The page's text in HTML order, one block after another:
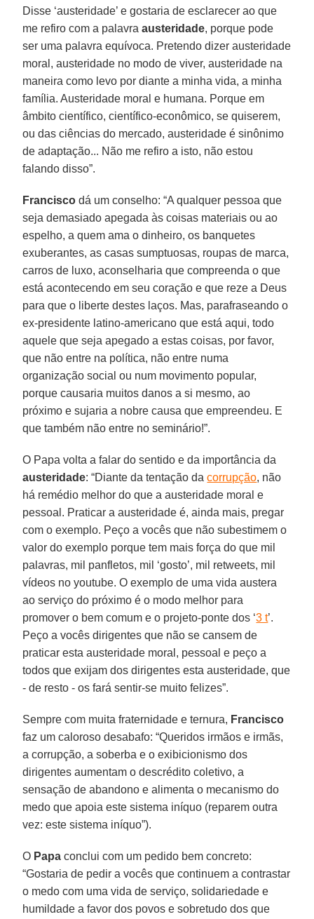
Disse ‘austeridade’ e gostaria de esclarecer ao que
me refiro com a palavraausteridade, porque pode
ser uma palavra equívoca. Pretendo dizer austeridade
moral, austeridade no modo de viver, austeridade na
maneira como levo por diante a minha vida, a minha
família. Austeridade moral e humana. Porque em
âmbito científico, científico-econômico, se quiserem,
ou das ciências do mercado, austeridade é sinônimo
de adaptação... Não me refiro a isto, não estou
falando disso”.
Francisco dá um conselho: “A qualquer pessoa que
seja demasiado apegada às coisas materiais ou ao
espelho, a quem ama o dinheiro, os banquetes
exuberantes, as casas sumptuosas, roupas de marca,
carros de luxo, aconselharia que compreenda o que
está acontecendo em seu coração e que reze a Deus
para que o liberte destes laços. Mas, parafraseando o
ex-presidente latino-americano que está aqui, todo
aquele que seja apegado a estas coisas, por favor,
que não entre na política, não entre numa
organização social ou num movimento popular,
porque causaria muitos danos a si mesmo, ao
próximo e sujaria a nobre causa que empreendeu. E
que também não entre no seminário!”.
O Papa volta a falar do sentido e da importância da
austeridade: “Diante da tentação dacorrupção, não
há remédio melhor do que a austeridade moral e
pessoal. Praticar a austeridade é, ainda mais, pregar
com o exemplo. Peço a vocês que não subestimem o
valor do exemplo porque tem mais força do que mil
palavras, mil panfletos, mil ‘gosto’, mil retweets, mil
vídeos no youtube. O exemplo de uma vida austera
ao serviço do próximo é o modo melhor para
promover o bem comum e o projeto-ponte dos ‘3 t’.
Peço a vocês dirigentes que não se cansem de
praticar esta austeridade moral, pessoal e peço a
todos que exijam dos dirigentes esta austeridade, que
- de resto - os fará sentir-se muito felizes”.
Sempre com muita fraternidade e ternura, Francisco
faz um caloroso desabafo: “Queridos irmãos e irmãs,
a corrupção, a soberba e o exibicionismo dos
dirigentes aumentam o descrédito coletivo, a
sensação de abandono e alimenta o mecanismo do
medo que apoia este sistema iníquo (reparem outra
vez: este sistema iníquo”).
O Papa conclui com um pedido bem concreto:
“Gostaria de pedir a vocês que continuem a contrastar
o medo com uma vida de serviço, solidariedade e
humildade a favor dos povos e sobretudo dos que